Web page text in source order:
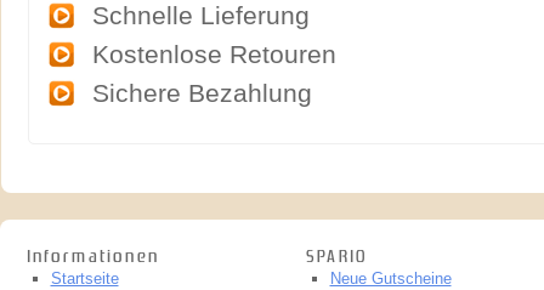
Schnelle Lieferung
Kostenlose Retouren
Sichere Bezahlung
Informationen
Startseite
SPARIO
Neue Gutscheine